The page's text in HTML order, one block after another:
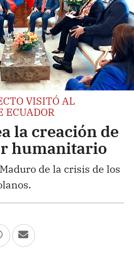
VISITÓ AL
ECUADOR
la creación de
humanitario
de la crisis de los